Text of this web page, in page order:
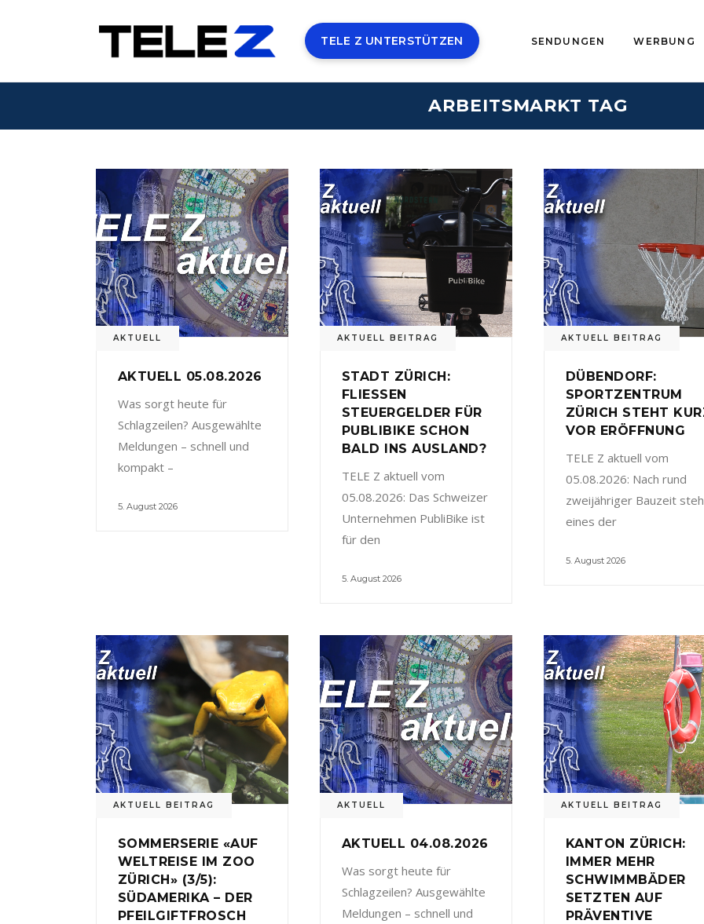
TELE Z UNTERSTÜTZEN SENDUNGEN WERBUNG
ARBEITSMARKT TAG
AKTUELL
AKTUELL 05.08.2026
Was sorgt heute für
Schlagzeilen? Ausgewählte
Meldungen – schnell und
kompakt –
5. August 2026
AKTUELL BEITRAG
STADT ZÜRICH:
FLIESSEN
STEUERGELDER FÜR
PUBLIBIKE SCHON
BALD INS AUSLAND?
TELE Z aktuell vom
05.08.2026: Das Schweizer
Unternehmen PubliBike ist
für den
5. August 2026
AKTUELL BEITRAG
DÜBENDORF:
SPORTZENTRUM
ZÜRICH STEHT
VOR ERÖFFNUNG
TELE Z aktuell vom
05.08.2026: Nach rund
zweijähriger Bauzeit
eines der
5. August 2026
AKTUELL BEITRAG
SOMMERSERIE «AUF
WELTREISE IM ZOO
ZÜRICH» (3/5):
SÜDAMERIKA – DER
PFEILGIFTFROSCH
AKTUELL
AKTUELL 04.08.2026
Was sorgt heute für
Schlagzeilen? Ausgewählte
Meldungen – schnell und
AKTUELL BEITRAG
KANTON ZÜRICH:
IMMER MEHR
SCHWIMMBÄDER
SETZTEN AUF
PRÄVENTIVE